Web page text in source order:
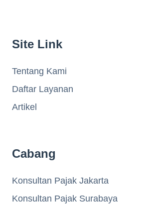
Site Link
Tentang Kami
Daftar Layanan
Artikel
Cabang
Konsultan Pajak Jakarta
Konsultan Pajak Surabaya